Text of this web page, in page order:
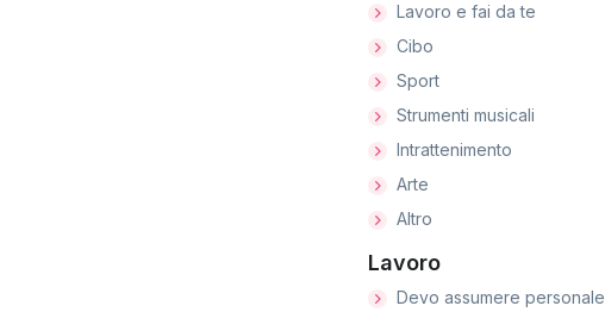
Lavoro e fai da te
Cibo
Sport
Strumenti musicali
Intrattenimento
Arte
Altro
Lavoro
Devo assumere personale